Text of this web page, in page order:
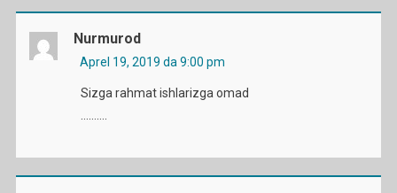
Nurmurod
Aprel 19, 2019 da 9:00 pm
Sizga rahmat ishlarizga omad